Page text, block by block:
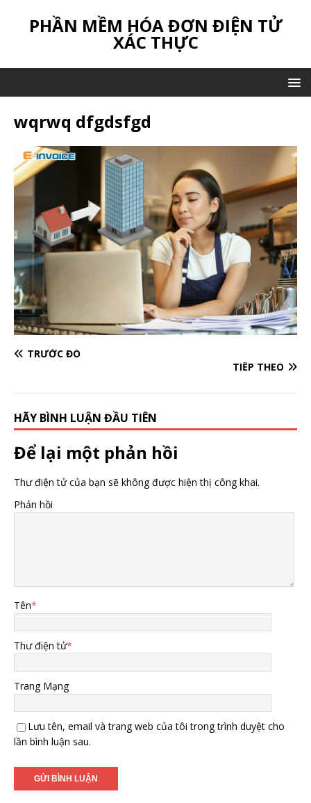
PHẦN MỀM HÓA ĐƠN ĐIỆN TỬ
XÁC THỰC
wqrwq dfgdsfgd
TRƯỚC ĐÓ
TIẾP THEO
HÃY BÌNH LUẬN ĐẦU TIÊN
Để lại một phản hồi
Thư điện tử của bạn sẽ không được hiện thị công khai.
Phản hồi
Tên*
Thư điện tử*
Trang Mạng
Lưu tên, email và trang web của tôi trong trình duyệt cho
lần bình luận sau.